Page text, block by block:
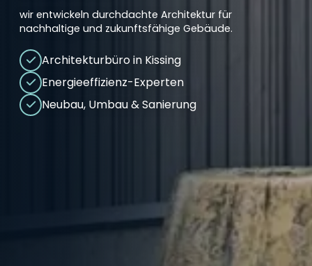
wir entwickeln durchdachte Architektur für
nachhaltige und zukunftsfähige Gebäude.
Architekturbüro in Kissing
Energieeffizienz-Experten
Neubau, Umbau & Sanierung